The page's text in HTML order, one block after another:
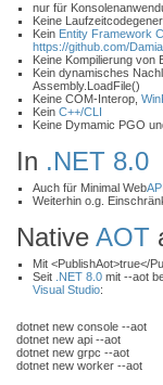
nur für
Keine
Kein Entity Framework
https://github.com/
Keine Kompilierung von
Kein dynamisches
Assembly.LoadFile()
Keine COM-Interop,
Kein C++/CLI
Keine Dymamic PGO
In .NET 8.0
Auch für Minimal WebAPI
Weiterhin o.g.
Native AOT
Mit <PublishAot>true</
Seit .NET 8.0 mit --aot
Visual Studio:
dotnet new console --aot
dotnet new api --aot
dotnet new grpc --aot
dotnet new worker --aot